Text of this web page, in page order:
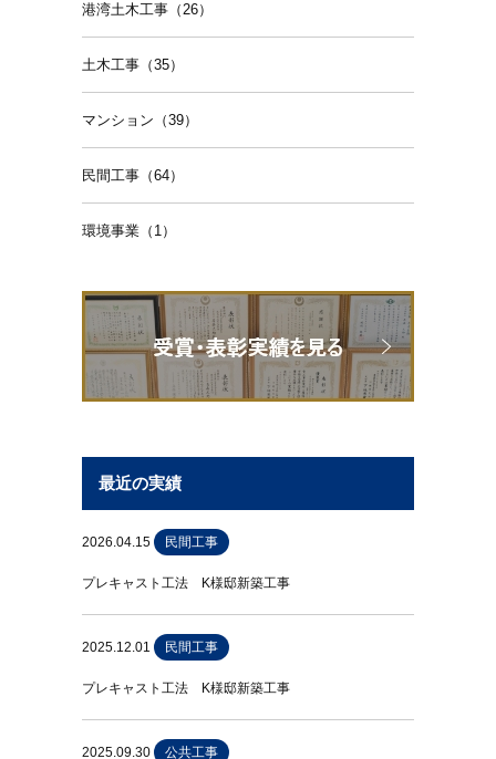
港湾土木工事（26）
土木工事（35）
マンション（39）
民間工事（64）
環境事業（1）
最近の実績
2026.04.15 民間工事
プレキャスト工法 K様邸新築工事
2025.12.01 民間工事
プレキャスト工法 K様邸新築工事
2025.09.30 公共工事